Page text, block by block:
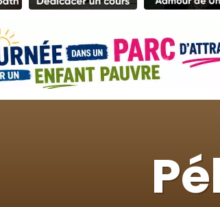
3 personnes viennent de nous rejoindre
3 personnes viennent de faire un don
2 personnes viennent de nous rejoindre
13 personnes viennent de demander une
12 nouvelles musiques dans Torah-Box
29 personnes viennent de demander une
Il reste 49 places pour étudier en